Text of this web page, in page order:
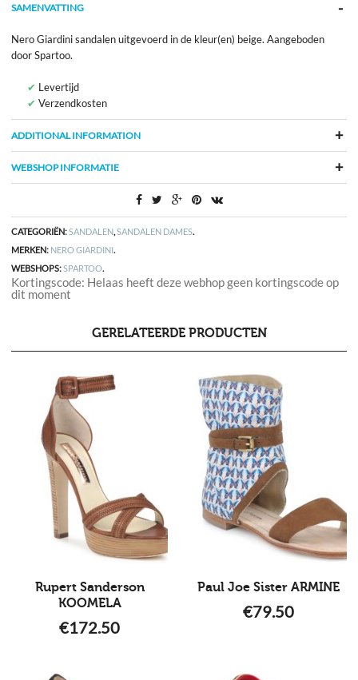
SAMENVATTING
Nero Giardini sandalen uitgevoerd in de kleur(en) beige. Aangeboden
door Spartoo.
Levertijd
Verzendkosten
ADDITIONAL INFORMATION
WEBSHOP INFORMATIE
CATEGORIËN:SANDALEN,SANDALEN DAMES.
MERKEN: NERO GIARDINI.
WEBSHOPS:SPARTOO.
Kortingscode: Helaas heeft deze webhop geen kortingscode op
dit moment
GERELATEERDE PRODUCTEN
Rupert Sanderson
KOOMELA
€172.50
Paul Joe Sister ARMINE
€79.50